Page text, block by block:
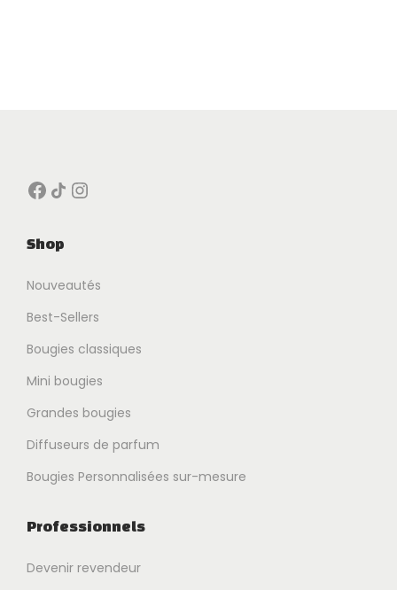
Facebook Icône de partage Instagram
Shop
Nouveautés
Best-Sellers
Bougies classiques
Mini bougies
Grandes bougies
Diffuseurs de parfum
Bougies Personnalisées sur-mesure
Professionnels
Devenir revendeur